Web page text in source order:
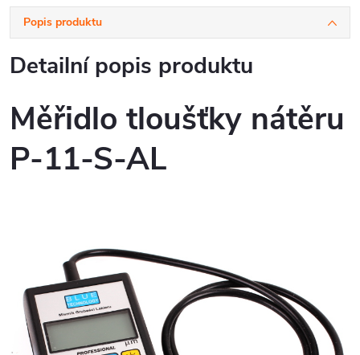
Popis produktu
Detailní popis produktu
Měřidlo tloušťky nátěru
P-11-S-AL